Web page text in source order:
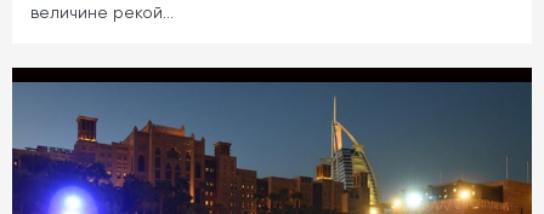
величине рекой…